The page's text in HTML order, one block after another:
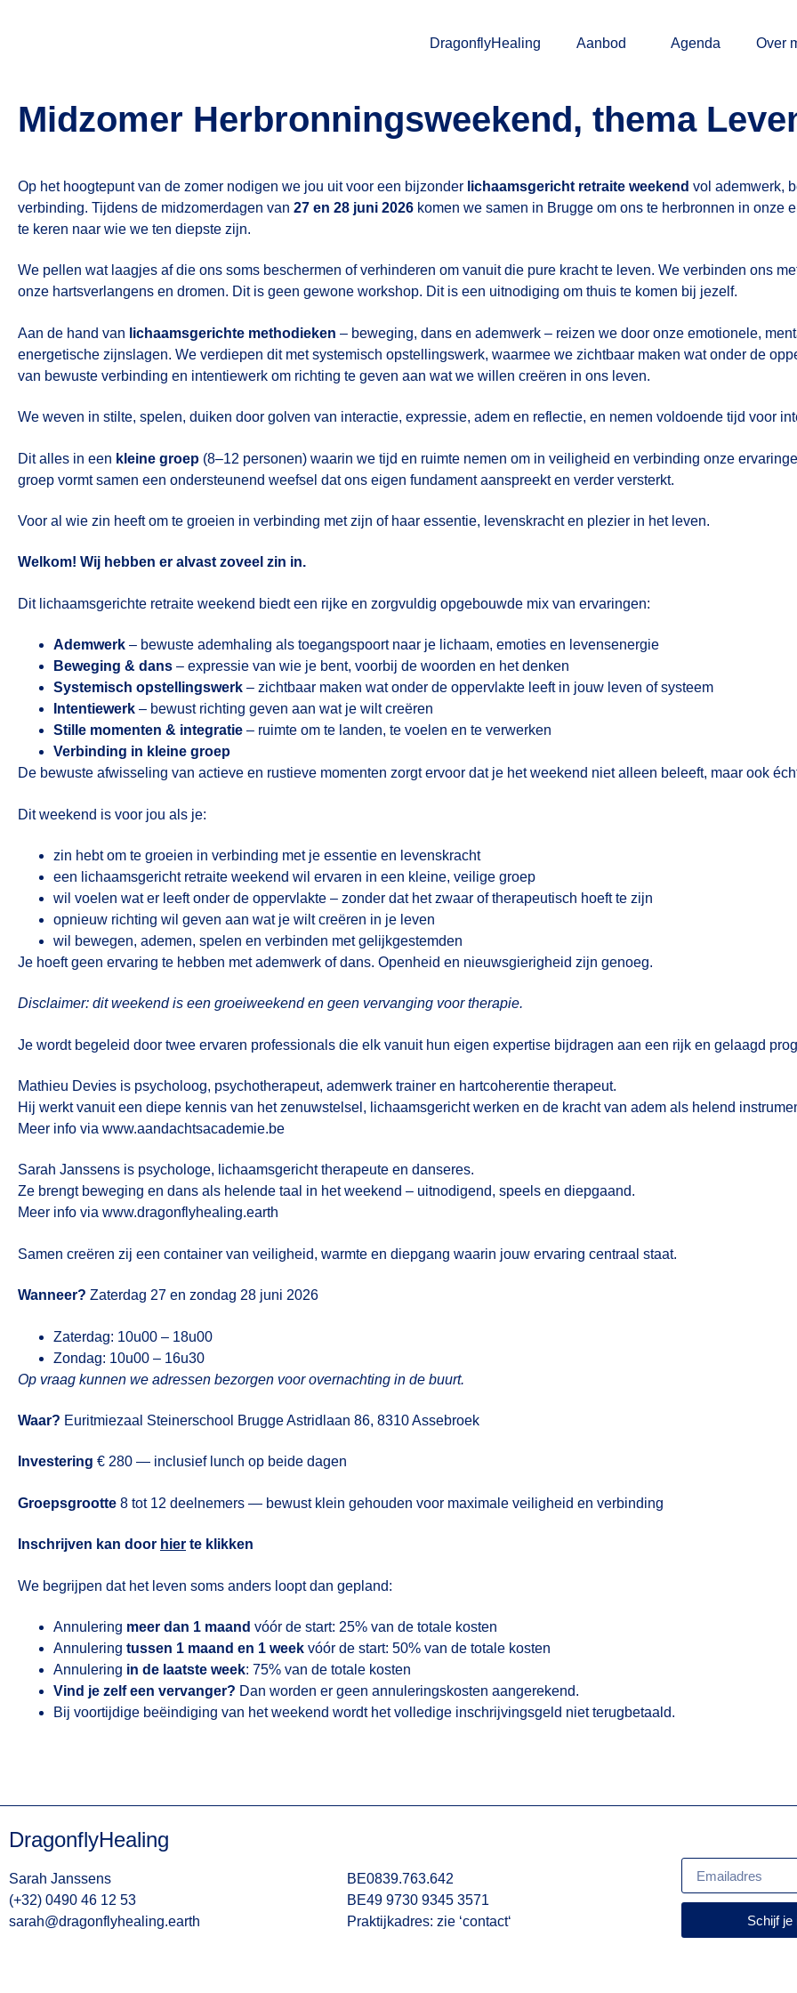
DragonflyHealing Aanbod Agenda Over
Midzomer Herbronningsweekend, thema
Op het hoogtepunt van de zomer nodigen we jou uit voor een bijzonder lichaamsgericht retraite weekend vol ademwerk,
verbinding. Tijdens de midzomerdagen van 27 en 28 juni 2026 komen we samen in Brugge om ons te herbronnen in onze
te keren naar wie we ten diepste zijn.
We pellen wat laagjes af die ons soms beschermen of verhinderen om vanuit die pure kracht te leven. We verbinden ons
onze hartsverlangens en dromen. Dit is geen gewone workshop. Dit is een uitnodiging om thuis te komen bij jezelf.
Aan de hand van lichaamsgerichte methodieken – beweging, dans en ademwerk – reizen we door onze emotionele,
energetische zijnslagen. We verdiepen dit met systemisch opstellingswerk, waarmee we zichtbaar maken wat onder de
van bewuste verbinding en intentiewerk om richting te geven aan wat we willen creëren in ons leven.
We weven in stilte, spelen, duiken door golven van interactie, expressie, adem en reflectie, en nemen voldoende tijd voor
Dit alles in een kleine groep (8–12 personen) waarin we tijd en ruimte nemen om in veiligheid en verbinding onze
groep vormt samen een ondersteunend weefsel dat ons eigen fundament aanspreekt en verder versterkt.
Voor al wie zin heeft om te groeien in verbinding met zijn of haar essentie, levenskracht en plezier in het leven.
Welkom! Wij hebben er alvast zoveel zin in.
Dit lichaamsgerichte retraite weekend biedt een rijke en zorgvuldig opgebouwde mix van ervaringen:
Ademwerk – bewuste ademhaling als toegangspoort naar je lichaam, emoties en levensenergie
Beweging & dans – expressie van wie je bent, voorbij de woorden en het denken
Systemisch opstellingswerk – zichtbaar maken wat onder de oppervlakte leeft in jouw leven of systeem
Intentiewerk – bewust richting geven aan wat je wilt creëren
Stille momenten & integratie – ruimte om te landen, te voelen en te verwerken
Verbinding in kleine groep
De bewuste afwisseling van actieve en rustieve momenten zorgt ervoor dat je het weekend niet alleen beleeft, maar ook
Dit weekend is voor jou als je:
zin hebt om te groeien in verbinding met je essentie en levenskracht
een lichaamsgericht retraite weekend wil ervaren in een kleine, veilige groep
wil voelen wat er leeft onder de oppervlakte – zonder dat het zwaar of therapeutisch hoeft te zijn
opnieuw richting wil geven aan wat je wilt creëren in je leven
wil bewegen, ademen, spelen en verbinden met gelijkgestemden
Je hoeft geen ervaring te hebben met ademwerk of dans. Openheid en nieuwsgierigheid zijn genoeg.
Disclaimer: dit weekend is een groeiweekend en geen vervanging voor therapie.
Je wordt begeleid door twee ervaren professionals die elk vanuit hun eigen expertise bijdragen aan een rijk en gelaagd
Mathieu Devies is psycholoog, psychotherapeut, ademwerk trainer en hartcoherentie therapeut.
Hij werkt vanuit een diepe kennis van het zenuwstelsel, lichaamsgericht werken en de kracht van adem als helend
Meer info via www.aandachtsacademie.be
Sarah Janssens is psychologe, lichaamsgericht therapeute en danseres.
Ze brengt beweging en dans als helende taal in het weekend – uitnodigend, speels en diepgaand.
Meer info via www.dragonflyhealing.earth
Samen creëren zij een container van veiligheid, warmte en diepgang waarin jouw ervaring centraal staat.
Wanneer? Zaterdag 27 en zondag 28 juni 2026
Zaterdag: 10u00 – 18u00
Zondag: 10u00 – 16u30
Op vraag kunnen we adressen bezorgen voor overnachting in de buurt.
Waar? Euritmiezaal Steinerschool Brugge Astridlaan 86, 8310 Assebroek
Investering € 280 — inclusief lunch op beide dagen
Groepsgrootte 8 tot 12 deelnemers — bewust klein gehouden voor maximale veiligheid en verbinding
Inschrijven kan door hier te klikken
We begrijpen dat het leven soms anders loopt dan gepland:
Annulering meer dan 1 maand vóór de start: 25% van de totale kosten
Annulering tussen 1 maand en 1 week vóór de start: 50% van de totale kosten
Annulering in de laatste week: 75% van de totale kosten
Vind je zelf een vervanger? Dan worden er geen annuleringskosten aangerekend.
Bij voortijdige beëindiging van het weekend wordt het volledige inschrijvingsgeld niet terugbetaald.
DragonflyHealing
Sarah Janssens
(+32) 0490 46 12 53
sarah@dragonflyhealing.earth
BE0839.763.642
BE49 9730 9345 3571
Praktijkadres: zie ‘contact‘ Schijf je